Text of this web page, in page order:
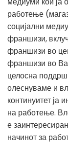
работење
социјални
франшизи,
франшизи во
франшизи во
целосна
олеснуваме и
континуитет ја
на работење.
е
начинот за